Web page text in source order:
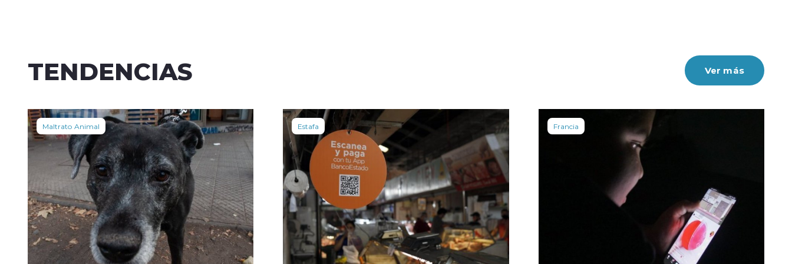
TENDENCIAS Ver más
Maltrato Animal Estafa Francia